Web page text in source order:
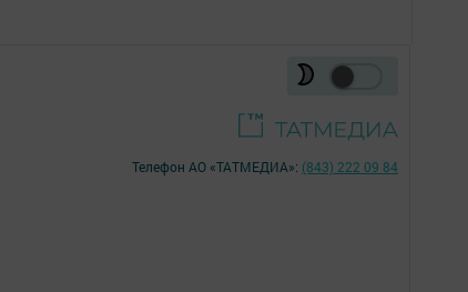
Телефон АО «ТАТМЕДИА»: (843) 222 09 84